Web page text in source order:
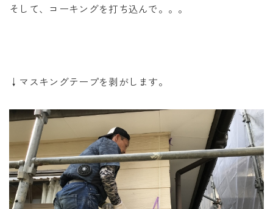
そして、コーキングを打ち込んで。。。
↓マスキングテープを剥がします。